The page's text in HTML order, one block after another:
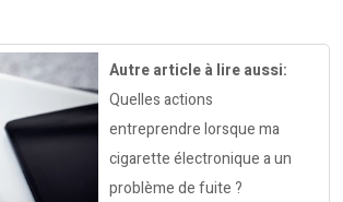
Autre article à lire aussi:
Quelles actions
entreprendre lorsque ma
cigarette électronique a un
problème de fuite ?